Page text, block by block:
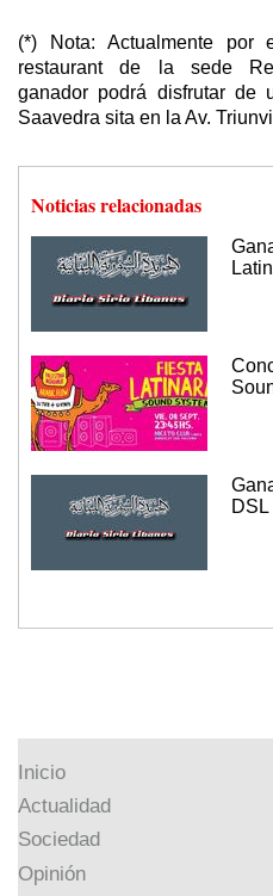
(*) Nota: Actualmente por
restaurant de la sede
ganador podrá disfrutar
Saavedra sita en la Av.
Noticias relacionadas
DSL
Inicio
Actualidad
Sociedad
Opinión